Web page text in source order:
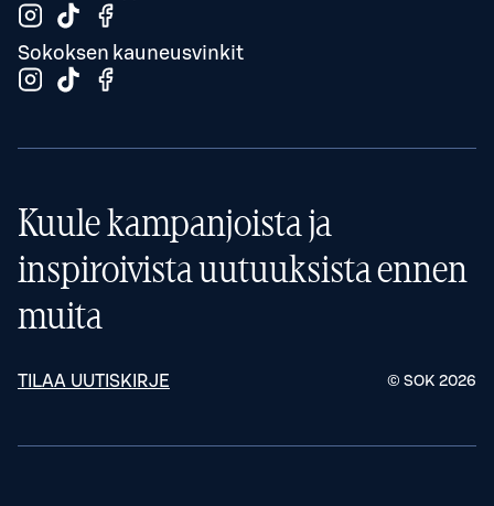
Sokoksen kauneusvinkit
Kuule kampanjoista ja
inspiroivista uutuuksista ennen
muita
TILAA UUTISKIRJE © SOK 2026